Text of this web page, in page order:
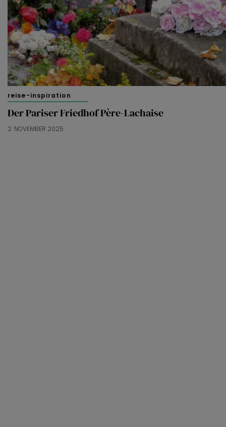
reise-inspiration
Der Pariser Friedhof Père-Lachaise
2. NOVEMBER 2025